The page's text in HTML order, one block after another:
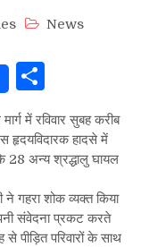
News
में रविवार सुबह करीब
हृदयविदारक हादसे में
28 अन्य श्रद्धालु घायल
ने गहरा शोक व्यक्त किया
संवेदना प्रकट करते
पीड़ित परिवारों के साथ